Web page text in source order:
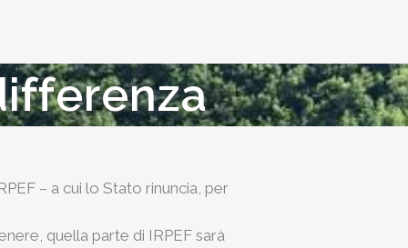
– a cui lo Stato rinuncia, per
quella parte di IRPEF sarà